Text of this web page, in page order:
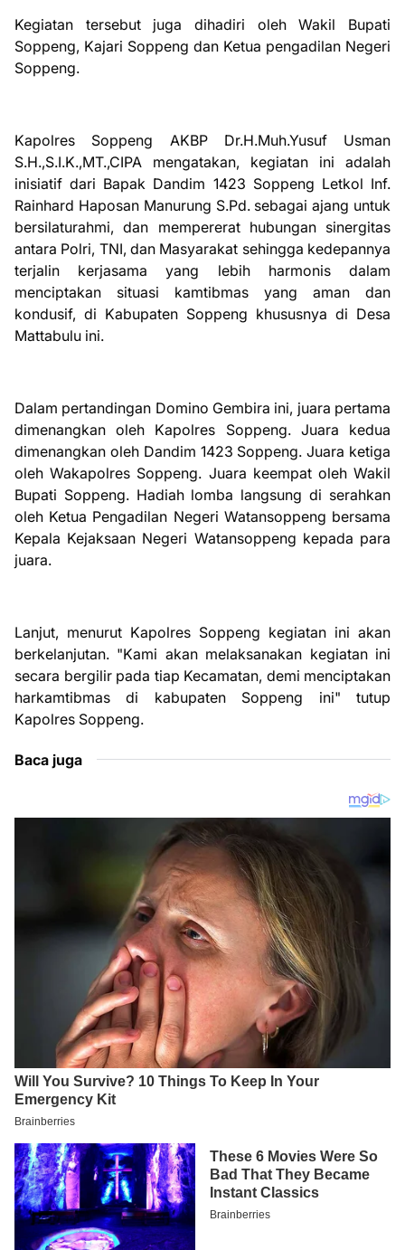
Kegiatan tersebut juga dihadiri oleh Wakil Bupati
Soppeng, Kajari Soppeng dan Ketua pengadilan Negeri
Soppeng.
Kapolres Soppeng AKBP Dr.H.Muh.Yusuf Usman
S.H.,S.I.K.,MT.,CIPA mengatakan, kegiatan ini adalah
inisiatif dari Bapak Dandim 1423 Soppeng Letkol Inf.
Rainhard Haposan Manurung S.Pd. sebagai ajang untuk
bersilaturahmi, dan mempererat hubungan sinergitas
antara Polri, TNI, dan Masyarakat sehingga kedepannya
terjalin kerjasama yang lebih harmonis dalam
menciptakan situasi kamtibmas yang aman dan
kondusif, di Kabupaten Soppeng khususnya di Desa
Mattabulu ini.
Dalam pertandingan Domino Gembira ini, juara pertama
dimenangkan oleh Kapolres Soppeng. Juara kedua
dimenangkan oleh Dandim 1423 Soppeng. Juara ketiga
oleh Wakapolres Soppeng. Juara keempat oleh Wakil
Bupati Soppeng. Hadiah lomba langsung di serahkan
oleh Ketua Pengadilan Negeri Watansoppeng bersama
Kepala Kejaksaan Negeri Watansoppeng kepada para
juara.
Lanjut, menurut Kapolres Soppeng kegiatan ini akan
berkelanjutan. "Kami akan melaksanakan kegiatan ini
secara bergilir pada tiap Kecamatan, demi menciptakan
harkamtibmas di kabupaten Soppeng ini" tutup
Kapolres Soppeng.
Baca juga